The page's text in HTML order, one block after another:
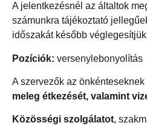
A jelentkezésnél az általtok
számunkra tájékoztató
időszakát később
Pozíciók: versenylebonyolítás
A szervezők az önkénteseknek
meleg étkezését, valamint
Közösségi szolgálatot,